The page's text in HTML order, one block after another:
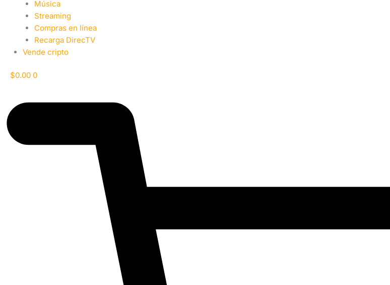
Música
Streaming
Compras en línea
Recarga DirecTV
Vende cripto
$0.00 0